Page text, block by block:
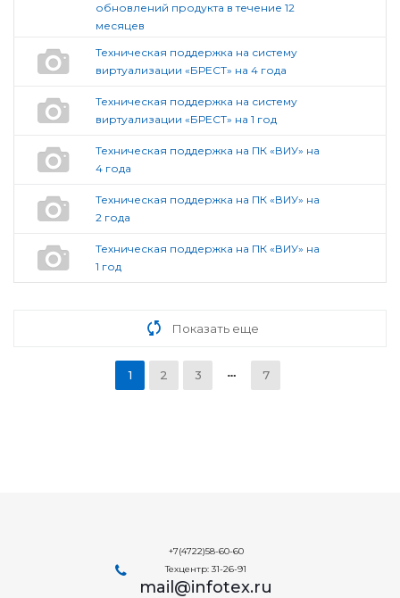
обновлений продукта в течение 12
месяцев
Техническая поддержка на систему
виртуализации «БРЕСТ» на 4 года
Техническая поддержка на систему
виртуализации «БРЕСТ» на 1 год
Техническая поддержка на ПК «ВИУ» на
4 года
Техническая поддержка на ПК «ВИУ» на
2 года
Техническая поддержка на ПК «ВИУ» на
1 год
Показать еще
1 2 3 7
+7(4722)58-60-60
Техцентр: 31-26-91
mail@infotex.ru